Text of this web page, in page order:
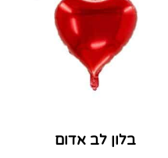
בלון לב אדום